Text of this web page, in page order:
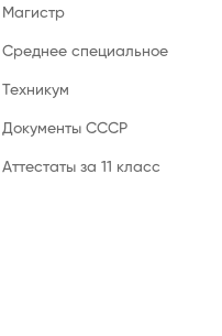
Магистр
Среднее специальное
Техникум
Документы СССР
Аттестаты за 11 класс